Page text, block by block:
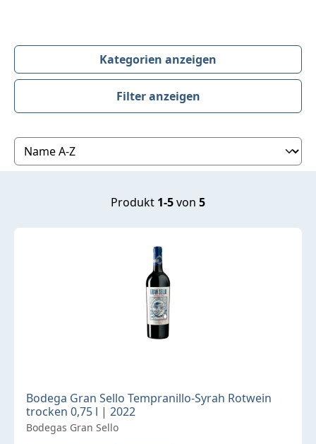
Kategorien anzeigen
Filter anzeigen
Produktübersicht
Produkt 1-5von 5
Bodega Gran Sello Tempranillo-Syrah Rotwein
trocken 0,75 l | 2022
Bodegas Gran Sello